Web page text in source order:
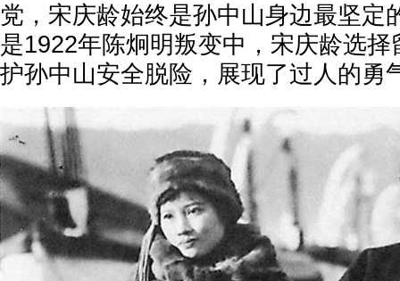
党，宋庆龄始终是孙中山身边最坚定
是1922年陈炯明叛变中，宋庆龄选
护孙中山安全脱险，展现了过人的勇